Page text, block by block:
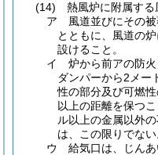
(14)
熱風炉に附属する
ア
風道並びにその
とともに、風道の
設けること。
イ
炉から前アの防
ダンパーから2メー
性の部分及び可燃
以上の距離を保つこ
ル以上の金属以外
は、この限りでない
ウ
給気口は、じん